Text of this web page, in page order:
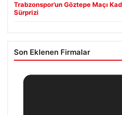
Trabzonspor’un Göztepe Maçı
Sürprizi
Son Eklenen Firmalar